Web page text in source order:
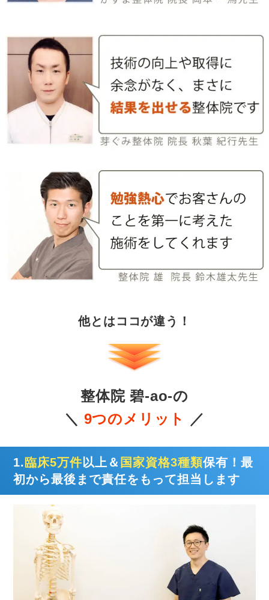
他とはココが違う！
整体院 碧-ao-の
＼ 9つのメリット ／
1.臨床5万件以上＆ 国家資格3種類保有！最
初から最後まで責任をもって担当します